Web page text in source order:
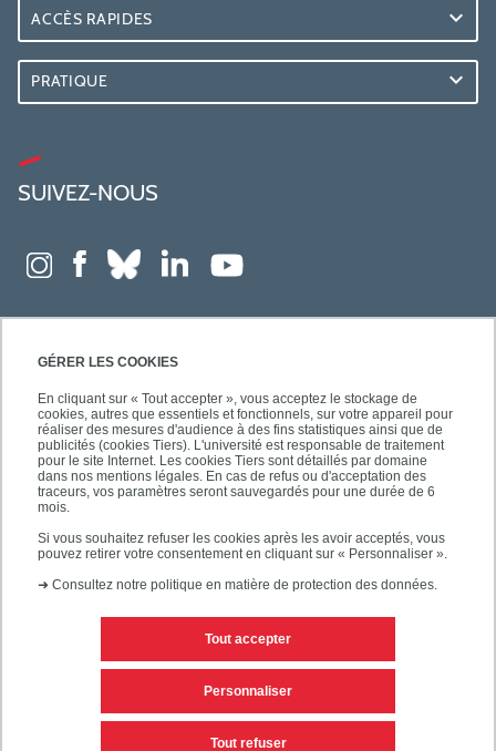
GÉRER LES COOKIES
En cliquant sur « Tout accepter », vous acceptez le stockage de
cookies, autres que essentiels et fonctionnels, sur votre appareil pour
réaliser des mesures d'audience à des fins statistiques ainsi que de
publicités (cookies Tiers). L'université est responsable de traitement
pour le site Internet. Les cookies Tiers sont détaillés par domaine
dans nos mentions légales. En cas de refus ou d'acceptation des
traceurs, vos paramètres seront sauvegardés pour une durée de 6
mois.
Si vous souhaitez refuser les cookies après les avoir acceptés, vous
pouvez retirer votre consentement en cliquant sur « Personnaliser ».
➜ Consultez notre politique en matière de protection des données.
Tout accepter
Tout refuser
Personnaliser
ACCÈS RAPIDES
PRATIQUE
SUIVEZ-NOUS
Mentions légales
Personnaliser les cookies Plan du site